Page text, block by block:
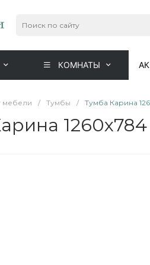
КОМНАТЫ
мебели / Тумбы / Тумба Карина